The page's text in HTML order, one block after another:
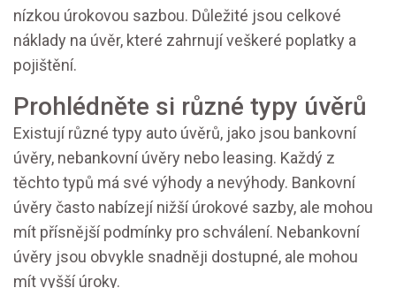
nízkou úrokovou sazbou. Důležité jsou celkové
náklady na úvěr, které zahrnují veškeré poplatky a
pojištění.
Prohlédněte si různé typy úvěrů
Existují různé typy auto úvěrů, jako jsou bankovní
úvěry, nebankovní úvěry nebo leasing. Každý z
těchto typů má své výhody a nevýhody. Bankovní
úvěry často nabízejí nižší úrokové sazby, ale mohou
mít přísnější podmínky pro schválení. Nebankovní
úvěry jsou obvykle snadněji dostupné, ale mohou
mít vyšší úroky.